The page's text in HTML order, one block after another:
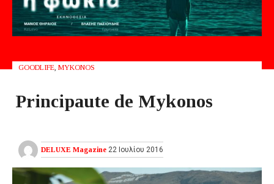
GOODLIFE MYKONOS
Principaute de Mykonos
DELUXE Magazine 22 Ιουλίου 2016